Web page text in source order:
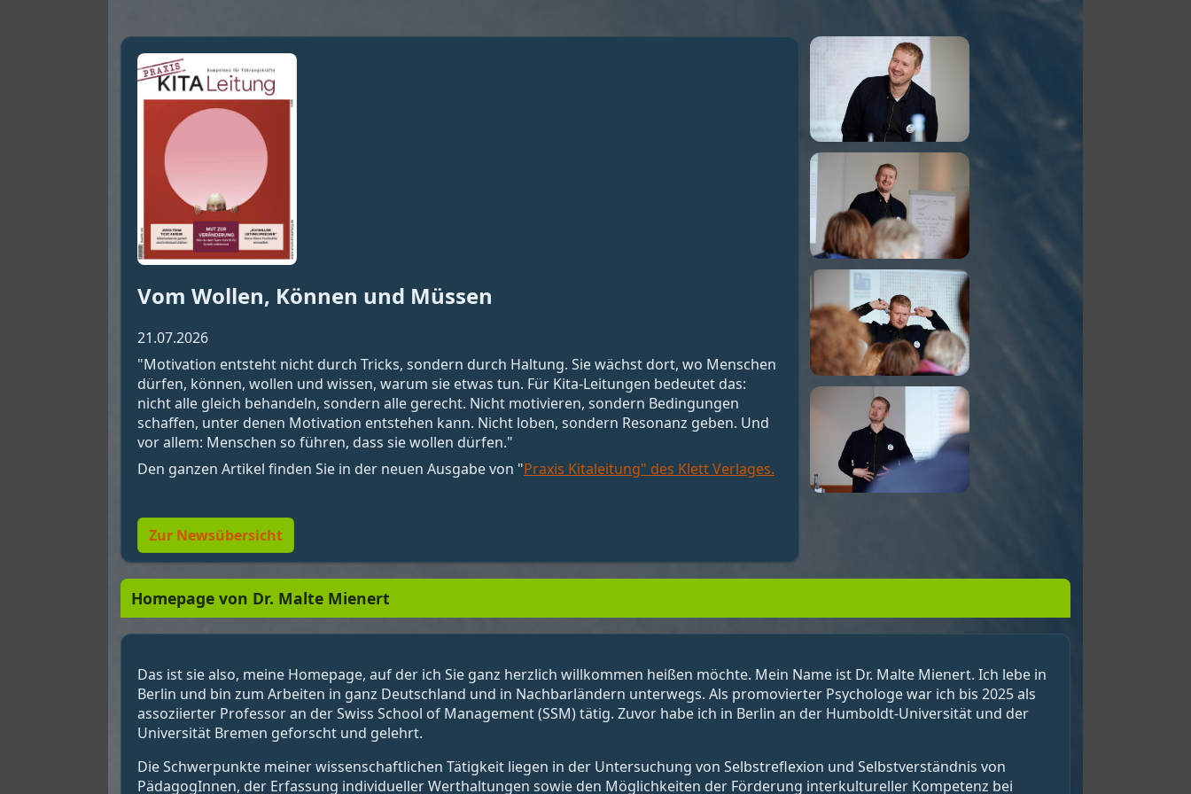
Vom Wollen, Können und Müssen
21.07.2026
"Motivation entsteht nicht durch Tricks, sondern durch Haltung. Sie wächst dort, wo Menschen
dürfen, können, wollen und wissen, warum sie etwas tun. Für Kita-Leitungen bedeutet das:
nicht alle gleich behandeln, sondern alle gerecht. Nicht motivieren, sondern Bedingungen
schaffen, unter denen Motivation entstehen kann. Nicht loben, sondern Resonanz geben. Und
vor allem: Menschen so führen, dass sie wollen dürfen."
Den ganzen Artikel finden Sie in der neuen Ausgabe von "Praxis Kitaleitung" des Klett Verlages.
Zur Newsübersicht
Homepage von Dr. Malte Mienert
Das ist sie also, meine Homepage, auf der ich Sie ganz herzlich willkommen heißen möchte. Mein Name ist Dr. Malte Mienert. Ich lebe in
Berlin und bin zum Arbeiten in ganz Deutschland und in Nachbarländern unterwegs. Als promovierter Psychologe war ich bis 2025 als
assoziierter Professor an der Swiss School of Management (SSM) tätig. Zuvor habe ich in Berlin an der Humboldt-Universität und der
Universität Bremen geforscht und gelehrt.
Die Schwerpunkte meiner wissenschaftlichen Tätigkeit liegen in der Untersuchung von Selbstreflexion und Selbstverständnis von
PädagogInnen, der Erfassung individueller Werthaltungen sowie den Möglichkeiten der Förderung interkultureller Kompetenz bei